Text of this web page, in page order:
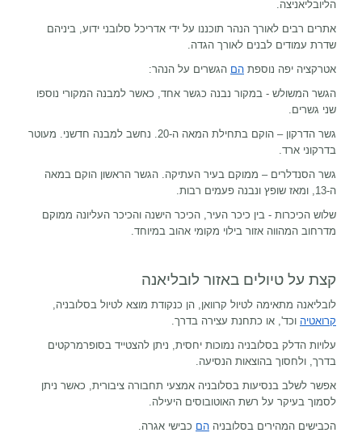
הליובליאניצה.
אתרים רבים לאורך הנהר תוכננו על ידי אדריכל סלובני ידוע, ביניהם
שדרת עמודים לבנים לאורך הגדה.
אטרקציה יפה נוספת הם הגשרים על הנהר:
הגשר המשולש - במקור נבנה כגשר אחד, כאשר למבנה המקורי נוספו
שני גשרים.
גשר הדרקון – הוקם בתחילת המאה ה-20. נחשב למבנה חדשני. מעוטר
בדרקוני ארד.
גשר הסנדלרים – ממוקם בעיר העתיקה. הגשר הראשון הוקם במאה
ה-13, ומאז שופץ ונבנה פעמים רבות.
שלוש הכיכרות - בין כיכר העיר, הכיכר הישנה והכיכר העליונה ממוקם
מדרחוב המהווה אזור בילוי מקומי אהוב במיוחד.
קצת על טיולים באזור לובליאנה
לובליאנה מתאימה לטיול קרוואן, הן כנקודת מוצא לטיול בסלובניה,
קרואטיה וכד', או כתחנת עצירה בדרך.
עלויות הדלק בסלובניה נמוכות יחסית, ניתן להצטייד בסופרמרקטים
בדרך, ולחסוך בהוצאות הנסיעה.
אפשר לשלב בנסיעות בסלובניה אמצעי תחבורה ציבורית, כאשר ניתן
לסמוך בעיקר על רשת האוטובוסים היעילה.
הכבישים המהירים בסלובניה הם כבישי אגרה.